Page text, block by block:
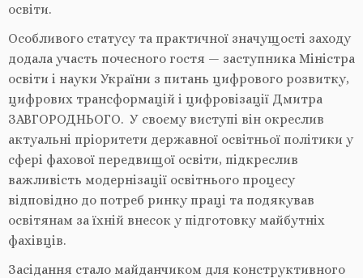
освіти.
Особливого статусу та практичної значущості заходу
додала участь почесного гостя — заступника Міністра
освіти і науки України з питань цифрового розвитку,
цифрових трансформацій і цифровізації Дмитра
ЗАВГОРОДНЬОГО. У своєму виступі він окреслив
актуальні пріоритети державної освітньої політики у
сфері фахової передвищої освіти, підкреслив
важливість модернізації освітнього процесу
відповідно до потреб ринку праці та подякував
освітянам за їхній внесок у підготовку майбутніх
фахівців.
Засідання стало майданчиком для конструктивного